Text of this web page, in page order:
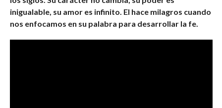
inigualable, su amor es infinito. El hace milagros cuando
nos enfocamos en su palabra para desarrollar la fe.